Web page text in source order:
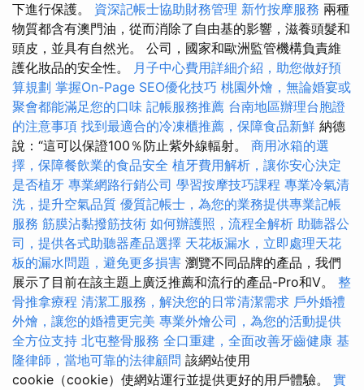
下進行保護。 資深記帳士協助財務管理 新竹按摩服務 兩種
物質都含有澳門油，從而消除了自由基的影響，滋養頭髮和
頭皮，並具有自然光。 公司，國家和歐洲監管機構負責維
護化妝品的安全性。 月子中心費用詳細介紹，助您做好預
算規劃 掌握On-Page SEO優化技巧 桃園外燴，無論婚宴或
聚會都能滿足您的口味 記帳服務推薦 台南地區辦理台胞證
的注意事項 找到最適合的冷凍櫃推薦，保障食品新鮮 納德
說：“這可以保證100％防止紫外線輻射。 商用冰箱的選
擇，保障餐飲業的食品安全 植牙費用解析，讓你安心決定
是否植牙 專業網路行銷公司 學習按摩技巧課程 專業冷氣清
洗，提升空氣品質 優質記帳士，為您的業務提供專業記帳
服務 筋膜沾黏撥筋技術 如何辦護照，流程全解析 助聽器公
司，提供各式助聽器產品選擇 天花板漏水，立即處理天花
板的漏水問題，避免更多損害 瀏覽不同品牌的產品，我們
展示了目前在該主題上廣泛推薦和流行的產品-Pro和V。 整
骨推拿療程 清潔工服務，解決您的日常清潔需求 戶外婚禮
外燴，讓您的婚禮更完美 專業外燴公司，為您的活動提供
全方位支持 北屯整骨服務 全口重建，全面改善牙齒健康 基
隆律師，當地可靠的法律顧問 該網站使用
cookie（cookie）使網站運行並提供更好的用戶體驗。 實